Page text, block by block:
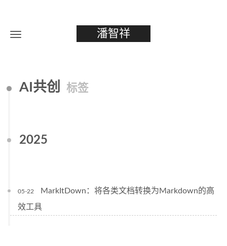
潘智祥
AI共创 标签
2025
05-22
MarkItDown：将各类文档转换为Markdown的高
效工具